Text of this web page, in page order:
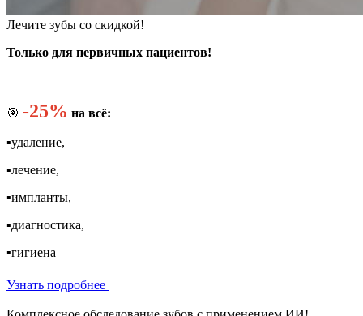
Лечите зубы со скидкой!
Только для первичных пациентов!
🎯 -25% на всё:
▪️удаление,
▪️лечение,
▪️импланты,
▪️диагностика,
▪️гигиена
Узнать подробнее